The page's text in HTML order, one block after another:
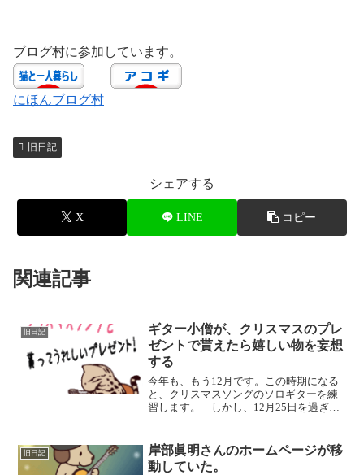
ブログ村に参加しています。
にほんブログ村
旧日記
シェアする
X LINE コピー
関連記事
旧日記
ギター小僧が、クリスマスのプレ
ゼントで貰えたら嬉しい物を妄想
する
今年も、もう12月です。この時期になる
と、クリスマスソングのソロギターを練
習します。 しかし、12月25日を過ぎ
譜からやり直しとなります。 今日は、
日曜日でのんびりして...
旧日記
岸部眞明さんのホームページが移
動していた。